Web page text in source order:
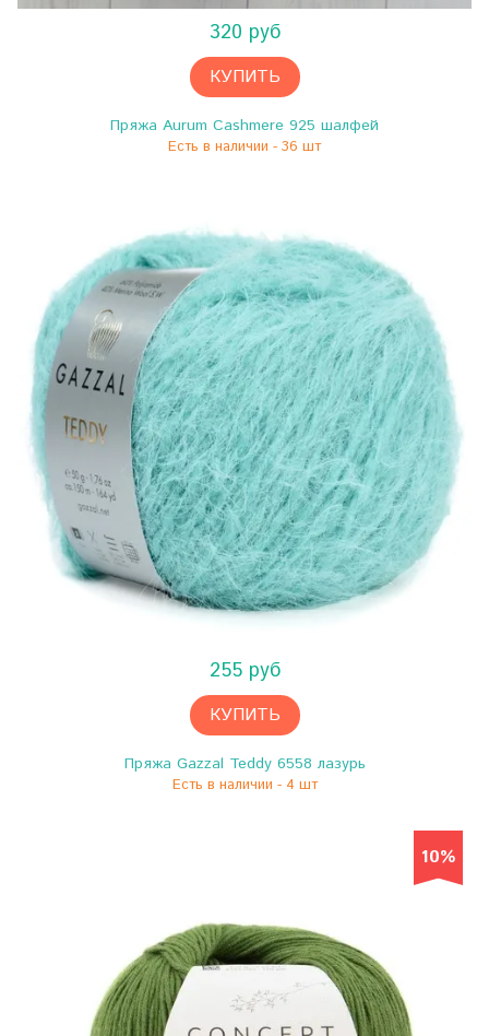
320 руб
КУПИТЬ
Пряжа Aurum Cashmere 925 шалфей
Есть в наличии - 36 шт
255 руб
КУПИТЬ
Пряжа Gazzal Teddy 6558 лазурь
Есть в наличии - 4 шт
10%